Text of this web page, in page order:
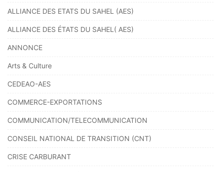
ALLIANCE DES ETATS DU SAHEL (AES)
ALLIANCE DES ÉTATS DU SAHEL( AES)
ANNONCE
Arts & Culture
CEDEAO-AES
COMMERCE-EXPORTATIONS
COMMUNICATION/TELECOMMUNICATION
CONSEIL NATIONAL DE TRANSITION (CNT)
CRISE CARBURANT